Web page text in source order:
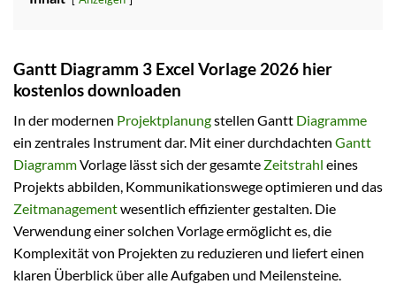
Gantt Diagramm 3 Excel Vorlage 2026 hier
kostenlos downloaden
In der modernen Projektplanungstellen Gantt Diagramme
ein zentrales Instrument dar. Mit einer durchdachten Gantt
DiagrammVorlage lässt sich der gesamte Zeitstrahl eines
Projekts abbilden, Kommunikationswege optimieren und das
Zeitmanagementwesentlich effizienter gestalten. Die
Verwendung einer solchen Vorlage ermöglicht es, die
Komplexität von Projekten zu reduzieren und liefert einen
klaren Überblick über alle Aufgaben und Meilensteine.